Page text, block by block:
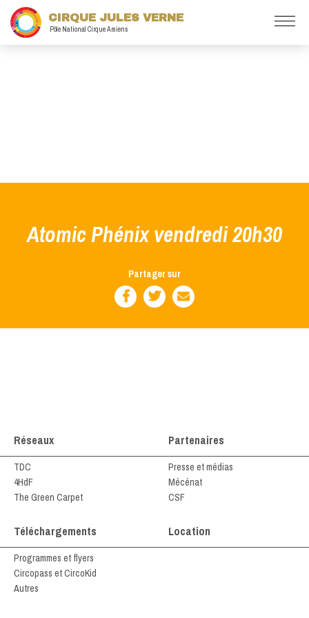
CIRQUE JULES VERNE
Pôle National Cirque Amiens
Atomic Phénix vendredi 20h30
Partager sur
Réseaux
TDC
4HdF
The Green Carpet
Partenaires
Presse et médias
Mécénat
CSF
Téléchargements
Programmes et flyers
Circopass et CircoKid
Autres
Location